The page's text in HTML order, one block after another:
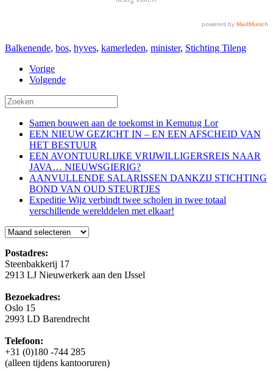
Balkenende, bos, hyves, kamerleden, minister, Stichting Tileng
Vorige
Volgende
Samen bouwen aan de toekomst in Kemutug Lor
EEN NIEUW GEZICHT IN – EN EEN AFSCHEID VAN
HET BESTUUR
EEN AVONTUURLIJKE VRIJWILLIGERSREIS NAAR
JAVA… NIEUWSGIERIG?
AANVULLENDE SALARISSEN DANKZIJ STICHTING
BOND VAN OUD STEURTJES
Expeditie Wijz verbindt twee scholen in twee totaal
verschillende werelddelen met elkaar!
Blog
Postadres:
Steenbakkerij 17
2913 LJ Nieuwerkerk aan den IJssel
Bezoekadres:
Oslo 15
2993 LD Barendrecht
Telefoon:
+31 (0)180 -744 285
(alleen tijdens kantooruren)